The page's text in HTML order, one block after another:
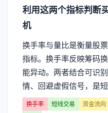
利用这两个指标判断
机
换手率与量比是衡量股
指标。换手率反映筹码
能异动。两者结合可识
情、回避虚假信号，是
换手率 短线交易 资金流向